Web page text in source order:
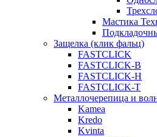
Мастика
Защелка (клик фальц)
FASTCLICK
FASTCLICK-B
FASTCLICK-H
FASTCLICK-T
Металлочерепица и
Kamea
Kredo
Kvinta